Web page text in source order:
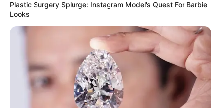
Plastic Surgery Splurge: Instagram Model's Quest For Barbie
Looks